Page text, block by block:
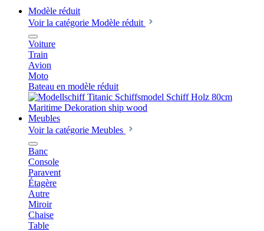
Modèle réduit
Voir la catégorie Modèle réduit
Voiture
Train
Avion
Moto
Bateau en modèle réduit
Meubles
Voir la catégorie Meubles
Banc
Console
Paravent
Étagère
Autre
Miroir
Chaise
Table